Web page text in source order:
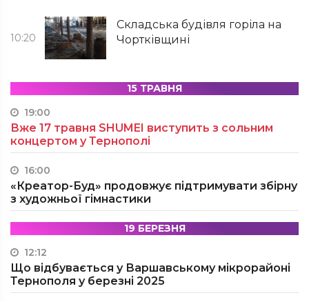
10:20
Складська будівля горіла на
Чортківщині
15 ТРАВНЯ
19:00
Вже 17 травня SHUMEI виступить з сольним
концертом у Тернополі
16:00
«Креатор-Буд» продовжує підтримувати збірну
з художньої гімнастики
19 БЕРЕЗНЯ
12:12
Що відбувається у Варшавському мікрорайоні
Тернополя у березні 2025